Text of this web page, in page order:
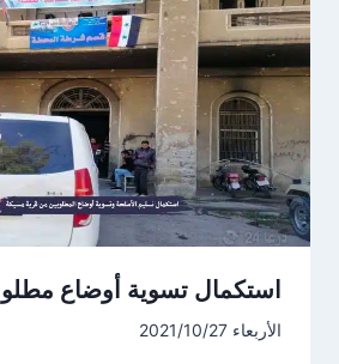
استكمال تسوية أوضاع
الأربعاء 2021/10/27